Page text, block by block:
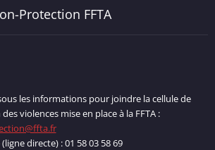
Protection FFTA
les informations pour joindre la cellule de
violences mise en place à la FFTA :
directe) : 01 58 03 58 69